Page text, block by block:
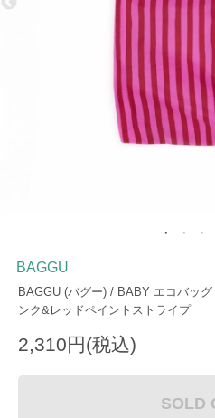
BAGGU
BAGGU (バグー) / BABY エコバッ
ンク&レッドペイントストライプ
2,310円(税込)
SOLD